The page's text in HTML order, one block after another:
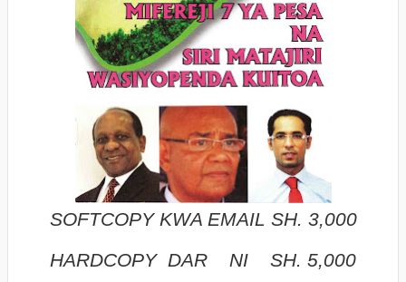
SOFTCOPY KWA EMAIL SH. 3,000
HARDCOPY DAR NI SH. 5,000